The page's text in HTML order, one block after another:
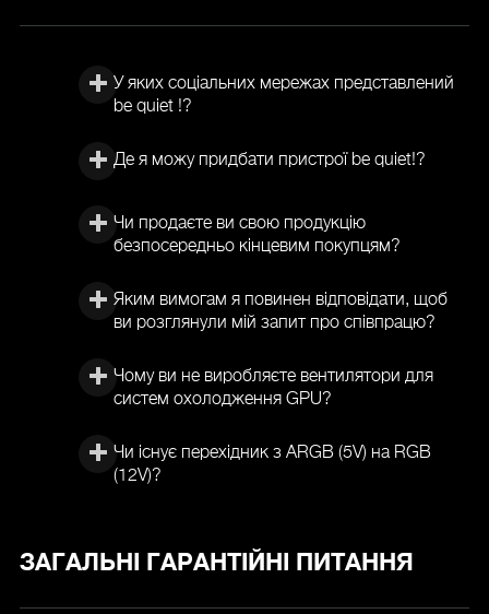
У яких соціальних мережах представлений
be quiet !?
Де я можу придбати пристрої be quiet!?
Чи продаєте ви свою продукцію
безпосередньо кінцевим покупцям?
Яким вимогам я повинен відповідати, щоб
ви розглянули мій запит про співпрацю?
Чому ви не виробляєте вентилятори для
систем охолодження GPU?
Чи існує перехідник з ARGB (5V) на RGB
(12V)?
ЗАГАЛЬНІ ГАРАНТІЙНІ ПИТАННЯ